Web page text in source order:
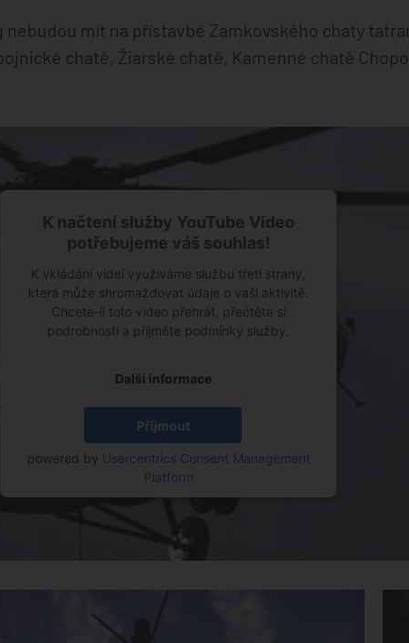
mít na přístavbě Zamkovského chaty
chatě, Žiarské chatě, Kamenné chatě
K načtení služby YouTube Video
potřebujeme váš souhlas!
K vkládání videí využíváme službu třetí strany,
která může shromažďovat údaje o vaší aktivitě.
Chcete-li toto video přehrát, přečtěte si
podrobnosti a přijměte podmínky služby.
Další informace
Přijmout
powered by Usercentrics Consent Management
Platform